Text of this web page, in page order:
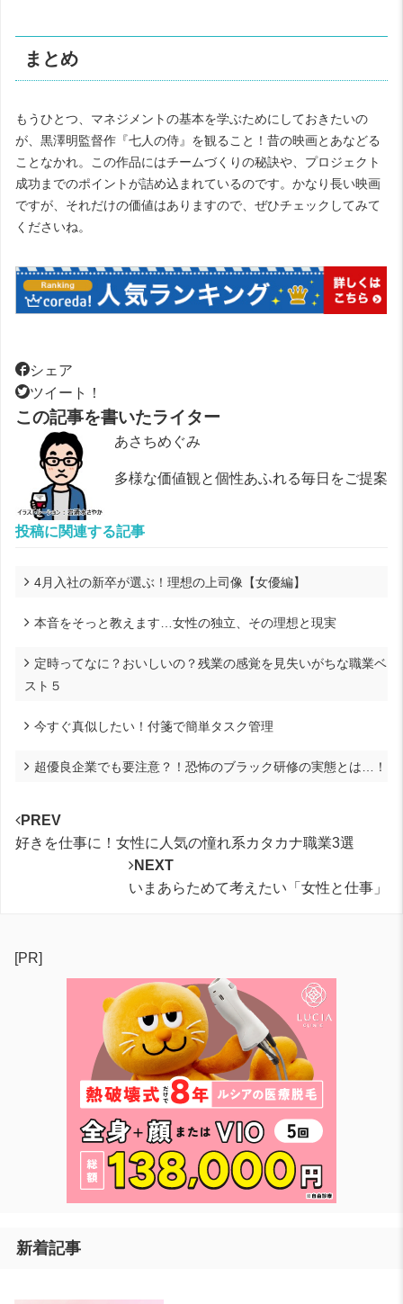
まとめ
もうひとつ、マネジメントの基本を学ぶためにしておきたいの
が、黒澤明監督作『七人の侍』を観ること！昔の映画とあなどる
ことなかれ。この作品にはチームづくりの秘訣や、プロジェクト
成功までのポイントが詰め込まれているのです。かなり長い映画
ですが、それだけの価値はありますので、ぜひチェックしてみて
くださいね。
シェア
ツイート！
この記事を書いたライター
あさちめぐみ
多様な価値観と個性あふれる毎日をご提案
投稿に関連する記事
4月入社の新卒が選ぶ！理想の上司像【女優編】
本音をそっと教えます…女性の独立、その理想と現実
定時ってなに？おいしいの？残業の感覚を見失いがちな職業ベ
スト５
今すぐ真似したい！付箋で簡単タスク管理
超優良企業でも要注意？！恐怖のブラック研修の実態とは…！
PREV
好きを仕事に！女性に人気の憧れ系カタカナ職業3選
NEXT
いまあらためて考えたい「女性と仕事」
[PR]
新着記事